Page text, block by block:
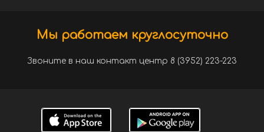
Мы работаем круглосуточно
Звоните в наш контакт центр 8 (3952) 223-223